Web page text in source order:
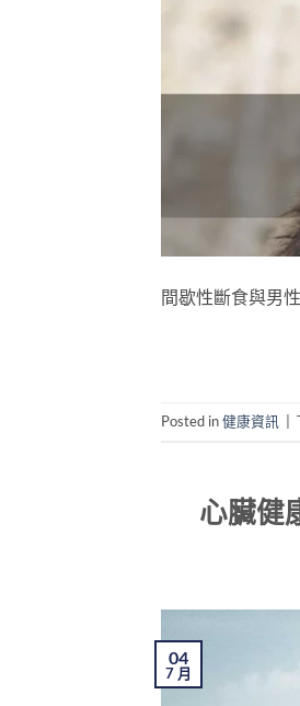
間歇性斷食與男
Posted in健康資訊
心臟健
04
7 月